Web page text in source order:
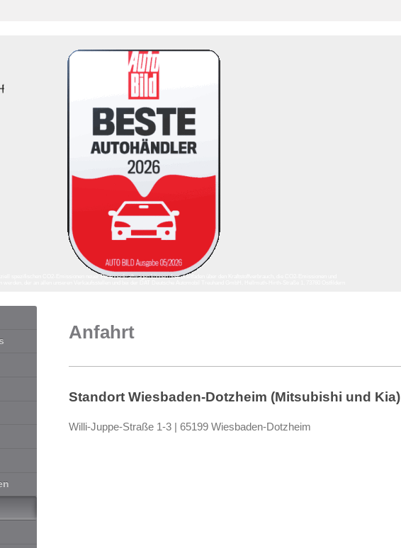
spezifischen CO2-Emissionen neuer Personenkraftwagen können dem „Leitfaden über den Kraftstoffverbrauch, die CO2-Emissionen und
Anfahrt
Standort Wiesbaden-Dotzheim (Mitsubishi und Kia)
Willi-Juppe-Straße 1-3 | 65199 Wiesbaden-Dotzheim